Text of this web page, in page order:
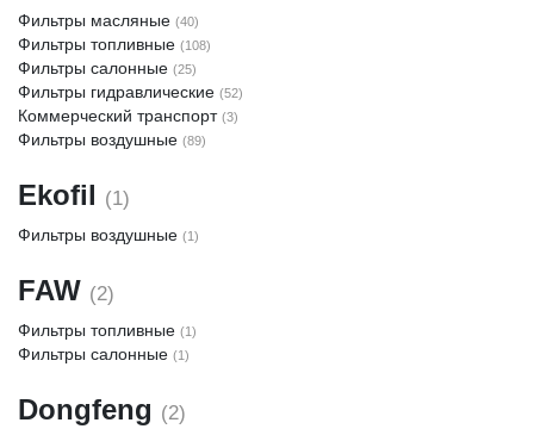
Фильтры масляные (40)
Фильтры топливные (108)
Фильтры салонные (25)
Фильтры гидравлические (52)
Коммерческий транспорт (3)
Фильтры воздушные (89)
Ekofil (1)
Фильтры воздушные (1)
FAW (2)
Фильтры топливные (1)
Фильтры салонные (1)
Dongfeng (2)